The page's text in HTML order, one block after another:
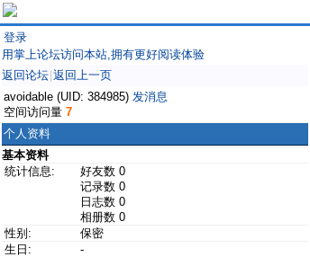
登录
用掌上论坛访问本站,拥有更好阅读体验
返回论坛 返回上一页
avoidable (UID: 384985) 发消息
空间访问量 7
个人资料
基本资料
统计信息:
好友数 0
记录数 0
日志数 0
相册数 0
性别:
保密
生日:
-